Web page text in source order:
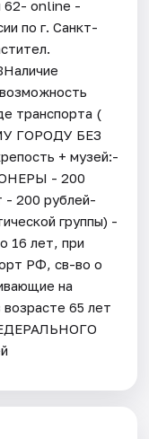
62- online -
по г. Санкт-
транспорта (
ГОРОДУ БЕЗ
+ музей:-
- 200
- 200 рублей-
группы) -
лет, при
РФ, св-во о
на
65 лет